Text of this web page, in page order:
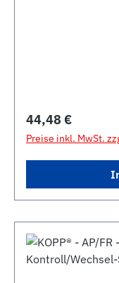
Regulärer Preis:
44,48 €
Preise inkl. MwSt.